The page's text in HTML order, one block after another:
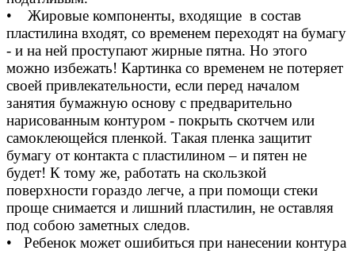
• Жировые компоненты, входящие в состав
пластилина входят, со временем переходят на бумагу
- и на ней проступают жирные пятна. Но этого
можно избежать! Картинка со временем не потеряет
своей привлекательности, если перед началом
занятия бумажную основу с предварительно
нарисованным контуром - покрыть скотчем или
самоклеющейся пленкой. Такая пленка защитит
бумагу от контакта с пластилином – и пятен не
будет! К тому же, работать на скользкой
поверхности гораздо легче, а при помощи стеки
проще снимается и лишний пластилин, не оставляя
под собою заметных следов.
• Ребенок может ошибиться при нанесении контура